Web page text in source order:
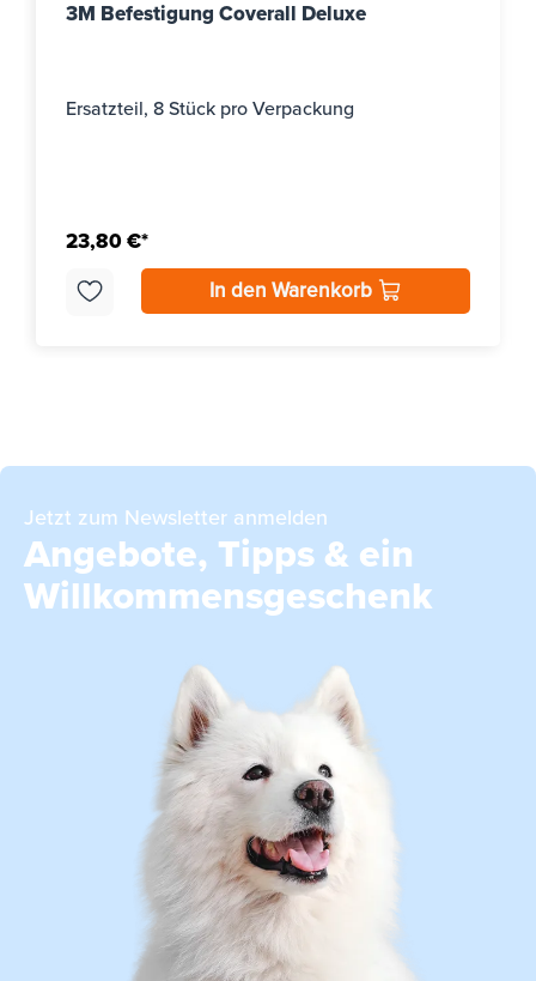
3M Befestigung Coverall Deluxe
Ersatzteil, 8 Stück pro Verpackung
23,80 €*
In den Warenkorb
Jetzt zum Newsletter anmelden
Angebote, Tipps & ein
Willkommensgeschenk